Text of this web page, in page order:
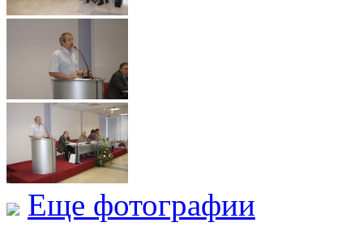
Еще фотографии